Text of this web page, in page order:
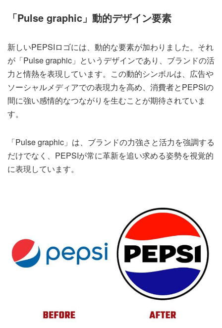
「Pulse graphic」動的デザイン要素
新しいPEPSIロゴには、動的な要素が加わりました。それ
が「Pulse graphic」というデザインであり、ブランドの活
力と情熱を表現しています。この動的シンボルは、広告や
ソーシャルメディアでの表現力を高め、消費者とPEPSIの
間に強い感情的なつながりを生むことが期待されていま
す。
「Pulse graphic」は、ブランドの力強さと活力を強調する
だけでなく、PEPSIが常に革新を追い求める姿勢を視覚的
に表現しています。